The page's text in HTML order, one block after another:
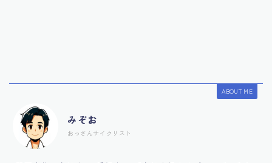
ABOUT ME
みぞお
おっさんサイクリスト